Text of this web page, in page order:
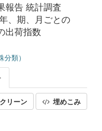
報告 統計調査
、期、月ごとの
出荷指数
類）
リーン 埋めこみ